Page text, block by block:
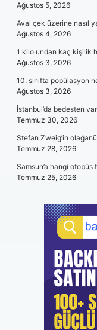
Ağustos 5, 2026
Aval çek üzerine nasıl
Ağustos 4, 2026
1 kilo undan kaç kişilik
Ağustos 3, 2026
10. sınıfta popülasyon
Ağustos 3, 2026
İstanbul’da bedesten var
Temmuz 30, 2026
Stefan Zweig’in
Temmuz 28, 2026
Samsun’a hangi otobüs
Temmuz 25, 2026